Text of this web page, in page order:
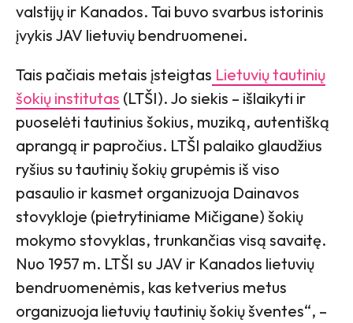
valstijų ir Kanados. Tai buvo svarbus istorinis
įvykis JAV lietuvių bendruomenei.
Tais pačiais metais įsteigtas Lietuvių tautinių
šokių institutas (LTŠI). Jo siekis – išlaikyti ir
puoselėti tautinius šokius, muziką, autentišką
aprangą ir papročius. LTŠI palaiko glaudžius
ryšius su tautinių šokių grupėmis iš viso
pasaulio ir kasmet organizuoja Dainavos
stovykloje (pietrytiniame Mičigane) šokių
mokymo stovyklas, trunkančias visą savaitę.
Nuo 1957 m. LTŠI su JAV ir Kanados lietuvių
bendruomenėmis, kas ketverius metus
organizuoja lietuvių tautinių šokių šventes“, –